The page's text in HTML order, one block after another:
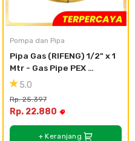
Pompa dan Pipa
Pipa Gas (RIFENG) 1/2" x 1
Mtr - Gas Pipe PEX
Multilayer Yellow C1216
5.0
Rp. 25.397
Rp. 22.880
+ Keranjang